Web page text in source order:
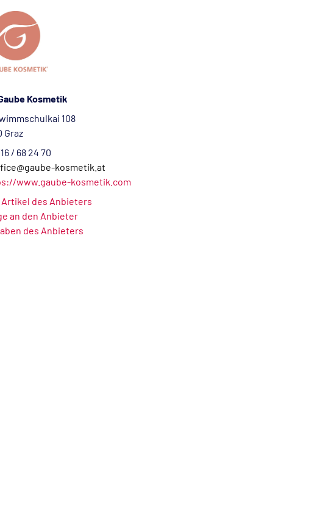
Kosmetik
108
Graz
/ 68 24 70
kosmetik.at
www.gaube-kosmetik.com
Artikel des Anbieters
an den Anbieter
des Anbieters